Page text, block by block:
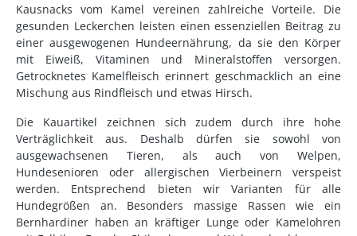
Kausnacks vom Kamel vereinen zahlreiche Vorteile. Die
gesunden Leckerchen leisten einen essenziellen Beitrag zu
einer ausgewogenen Hundeernährung, da sie den Körper
mit Eiweiß, Vitaminen und Mineralstoffen versorgen.
Getrocknetes Kamelfleisch erinnert geschmacklich an eine
Mischung aus Rindfleisch und etwas Hirsch.
Die Kauartikel zeichnen sich zudem durch ihre hohe
Verträglichkeit aus. Deshalb dürfen sie sowohl von
ausgewachsenen Tieren, als auch von Welpen,
Hundesenioren oder allergischen Vierbeinern verspeist
werden. Entsprechend bieten wir Varianten für alle
Hundegrößen an. Besonders massige Rassen wie ein
Bernhardiner haben an kräftiger Lunge oder Kamelohren